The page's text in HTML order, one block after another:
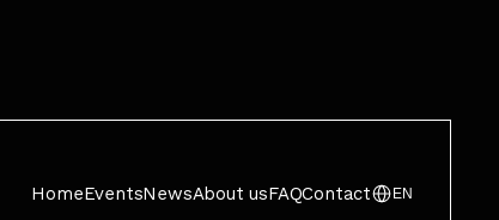
HomeEventsNewsAbout usFAQContact EN